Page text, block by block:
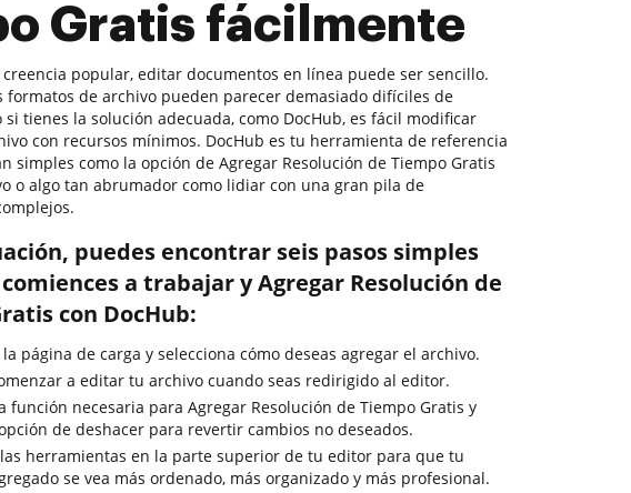
Gratis fácilmente
popular, editar documentos en línea puede ser sencillo.
formatos de archivo pueden parecer demasiado difíciles de
si tienes la solución adecuada, como DocHub, es fácil modificar
con recursos mínimos. DocHub es tu herramienta de referencia
simples como la opción de Agregar Resolución de Tiempo Gratis
o algo tan abrumador como lidiar con una gran pila de
puedes encontrar seis pasos simples
a trabajar y Agregar Resolución de
con DocHub:
la página de carga y selecciona cómo deseas agregar el archivo.
a editar tu archivo cuando seas redirigido al editor.
función necesaria para Agregar Resolución de Tiempo Gratis y
de deshacer para revertir cambios no deseados.
herramientas en la parte superior de tu editor para que tu
se vea más ordenado, más organizado y más profesional.